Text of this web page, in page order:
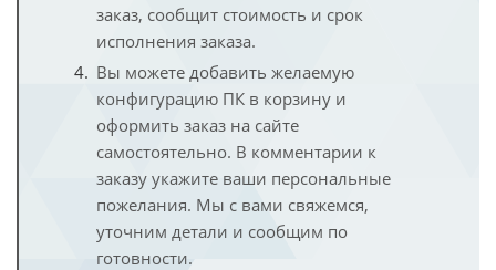
заказ, сообщит стоимость и срок
исполнения заказа.
Вы можете добавить желаемую
конфигурацию ПК в корзину и
оформить заказ на сайте
самостоятельно. В комментарии к
заказу укажите ваши персональные
пожелания. Мы с вами свяжемся,
уточним детали и сообщим по
готовности.